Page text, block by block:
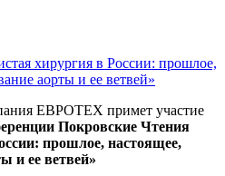
хирургия в России: прошлое,
аорты и ее ветвей»
ЕВРОТЕХ примет участие
Покровские Чтения
прошлое, настоящее,
и ее ветвей»